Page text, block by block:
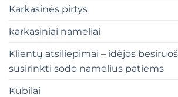
Karkasinės pirtys
karkasiniai nameliai
Klientų atsiliepimai – idėjos
susirinkti sodo namelius patiems
Kubilai